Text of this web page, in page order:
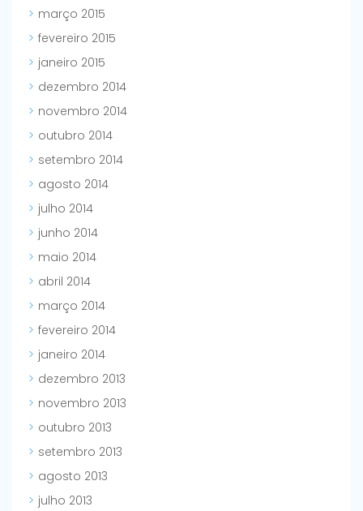
março 2015
fevereiro 2015
janeiro 2015
dezembro 2014
novembro 2014
outubro 2014
setembro 2014
agosto 2014
julho 2014
junho 2014
maio 2014
abril 2014
março 2014
fevereiro 2014
janeiro 2014
dezembro 2013
novembro 2013
outubro 2013
setembro 2013
agosto 2013
julho 2013